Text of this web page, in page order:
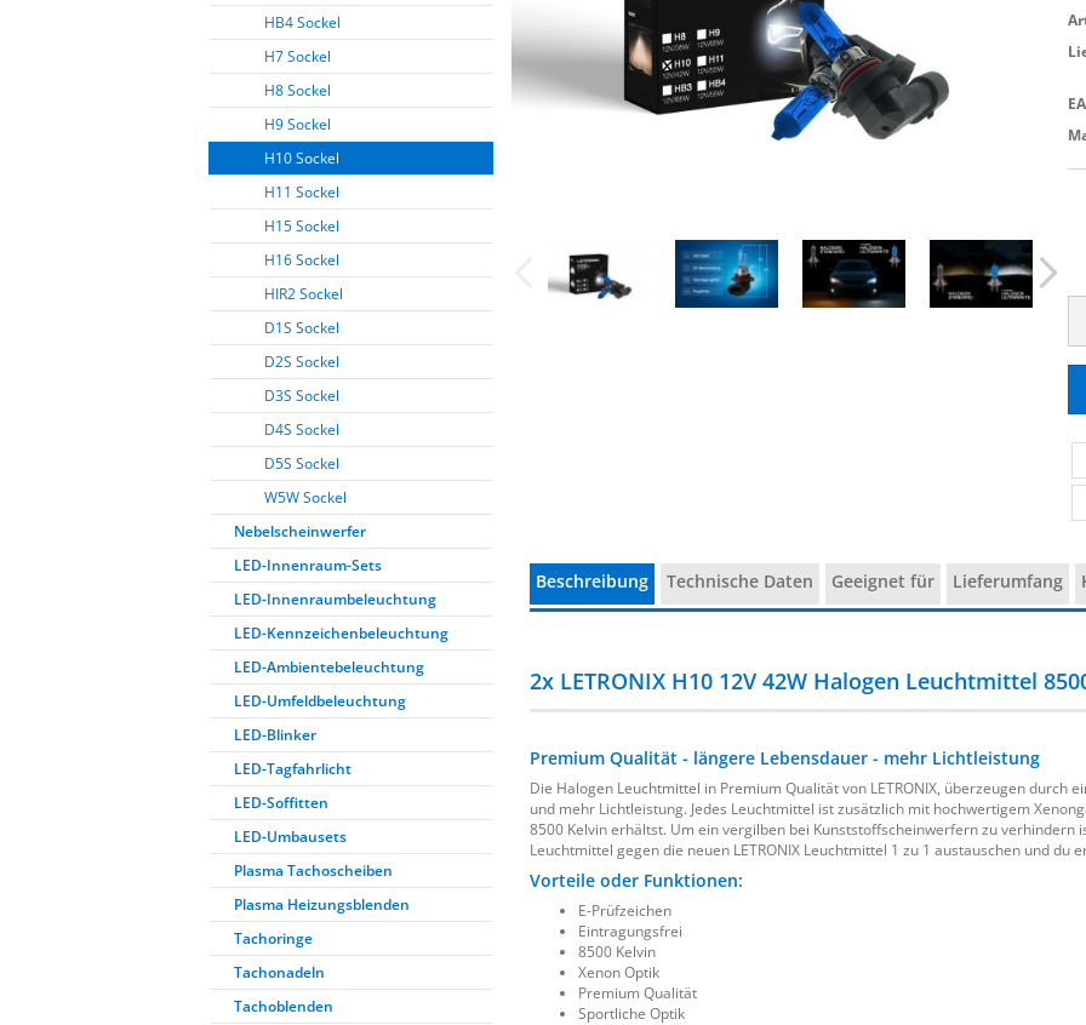
Beschreibung Technische Daten Geeignet für Lieferumfang
2x LETRONIX H10 12V 42W Halogen Leuchtmittel
Premium Qualität - längere Lebensdauer - mehr Lichtleistung
Die Halogen Leuchtmittel in Premium Qualität von LETRONIX, überzeugen durch
und mehr Lichtleistung. Jedes Leuchtmittel ist zusätzlich mit hochwertigem
8500 Kelvin erhältst. Um ein vergilben bei Kunststoffscheinwerfern zu verhindern
Leuchtmittel gegen die neuen LETRONIX Leuchtmittel 1 zu 1 austauschen und du
Vorteile oder Funktionen:
E-Prüfzeichen
Eintragungsfrei
8500 Kelvin
Xenon Optik
Premium Qualität
Sportliche Optik
HB4 Sockel
H7 Sockel
H8 Sockel
H9 Sockel
H10 Sockel
H11 Sockel
H15 Sockel
H16 Sockel
HIR2 Sockel
D1S Sockel
D2S Sockel
D3S Sockel
D4S Sockel
D5S Sockel
W5W Sockel
Nebelscheinwerfer
LED-Innenraum-Sets
LED-Innenraumbeleuchtung
LED-Kennzeichenbeleuchtung
LED-Ambientebeleuchtung
LED-Umfeldbeleuchtung
LED-Blinker
LED-Tagfahrlicht
LED-Soffitten
LED-Umbausets
Plasma Tachoscheiben
Plasma Heizungsblenden
Tachoringe
Tachonadeln
Tachoblenden